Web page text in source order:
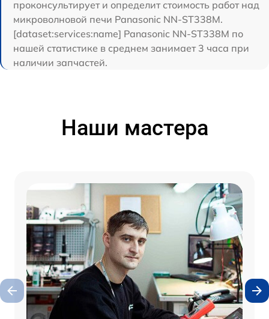
проконсультирует и определит стоимость работ над
микроволновой печи Panasonic NN-ST338M.
[dataset:services:name] Panasonic NN-ST338M по
нашей статистике в среднем занимает 3 часа при
наличии запчастей.
Наши мастера